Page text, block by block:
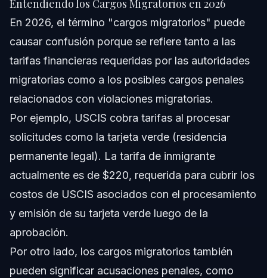
Entendiendo los Cargos Migratorios en 2026
En 2026, el término "cargos migratorios" puede
causar confusión porque se refiere tanto a las
tarifas financieras requeridas por las autoridades
migratorias como a los posibles cargos penales
relacionados con violaciones migratorias.
Por ejemplo, USCIS cobra tarifas al procesar
solicitudes como la tarjeta verde (residencia
permanente legal). La tarifa de inmigrante
actualmente es de $220, requerida para cubrir los
costos de USCIS asociados con el procesamiento
y emisión de su tarjeta verde luego de la
aprobación.
Por otro lado, los cargos migratorios también
pueden significar acusaciones penales, como